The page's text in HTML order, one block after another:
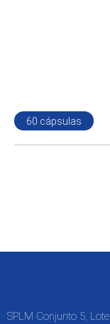
60 cápsulas
SPLM Conjunto 5,